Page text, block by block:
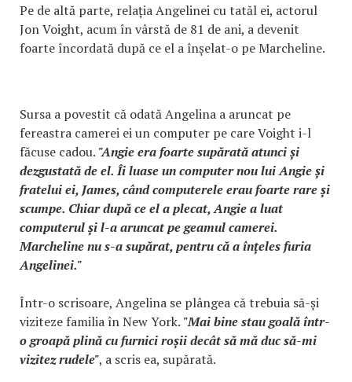
Pe de altă parte, relația Angelinei cu tatăl ei, actorul
Jon Voight, acum în vârstă de 81 de ani, a devenit
foarte încordată după ce el a înșelat-o pe Marcheline.
Sursa a povestit că odată Angelina a aruncat pe
fereastra camerei ei un computer pe care Voight i-l
făcuse cadou. "Angie era foarte supărată atunci și
dezgustată de el. Îi luase un computer nou lui Angie și
fratelui ei, James, când computerele erau foarte rare și
scumpe. Chiar după ce el a plecat, Angie a luat
computerul și l-a aruncat pe geamul camerei.
Marcheline nu s-a supărat, pentru că a înțeles furia
Angelinei."
Într-o scrisoare, Angelina se plângea că trebuia să-și
viziteze familia în New York. "Mai bine stau goală într-
o groapă plină cu furnici roșii decât să mă duc să-mi
vizitez rudele", a scris ea, supărată.